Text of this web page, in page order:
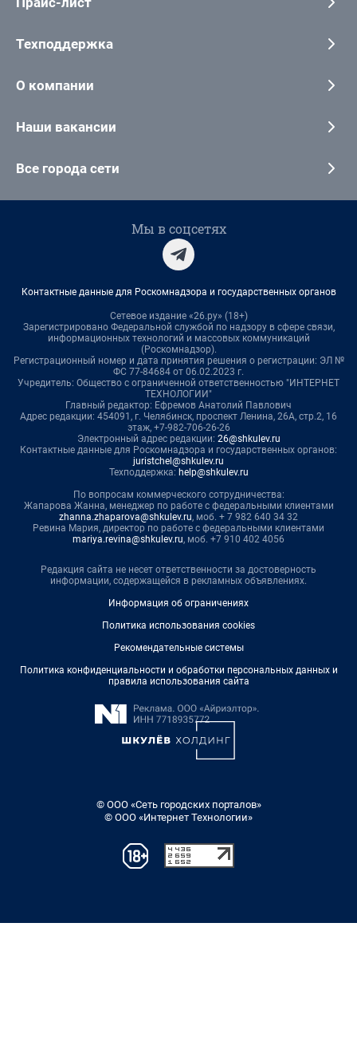
Техподдержка
О компании
Наши вакансии
Все города сети
Мы в соцсетях
Контактные данные для Роскомнадзора и государственных органов
Сетевое издание «26.ру» (18+)
Зарегистрировано Федеральной службой по надзору в сфере связи,
информационных технологий и массовых коммуникаций
(Роскомнадзор).
Регистрационный номер и дата принятия решения о регистрации: ЭЛ №
ФС 77-84684 от 06.02.2023 г.
Учредитель: Общество с ограниченной ответственностью "ИНТЕРНЕТ
ТЕХНОЛОГИИ"
Главный редактор: Ефремов Анатолий Павлович
Адрес редакции: 454091, г. Челябинск, проспект Ленина, 26А, стр.2, 16
этаж, +7-982-706-26-26
Электронный адрес редакции: 26@shkulev.ru
Контактные данные для Роскомнадзора и государственных органов:
juristchel@shkulev.ru
Техподдержка: help@shkulev.ru
По вопросам коммерческого сотрудничества:
Жапарова Жанна, менеджер по работе с федеральными клиентами
zhanna.zhaparova@shkulev.ru, моб. + 7 982 640 34 32
Ревина Мария, директор по работе с федеральными клиентами
mariya.revina@shkulev.ru, моб. +7 910 402 4056
Редакция сайта не несет ответственности за достоверность
информации, содержащейся в рекламных объявлениях.
Информация об ограничениях
Политика использования cookies
Рекомендательные системы
Политика конфиденциальности и обработки персональных данных и
правила использования сайта
© ООО «Сеть городских порталов»
© ООО «Интернет Технологии»